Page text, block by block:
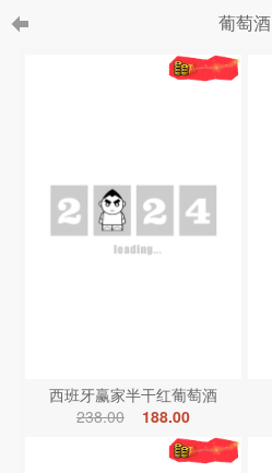
葡萄酒
西班牙赢家半干红葡萄酒
238.00
188.00